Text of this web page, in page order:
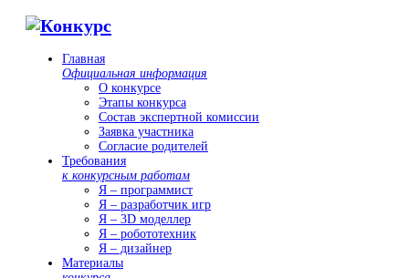
Главная
Официальная информация
О конкурсе
Этапы конкурса
Состав экспертной комиссии
Заявка участника
Согласие родителей
Требования
к конкурсным работам
Я – программист
Я – разработчик игр
Я – 3D моделлер
Я – робототехник
Я – дизайнер
Материалы